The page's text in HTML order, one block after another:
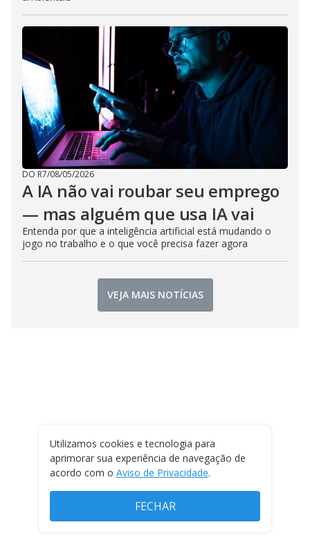
DO R7/08/05/2026
A IA não vai roubar seu emprego
— mas alguém que usa IA vai
Entenda por que a inteligência artificial está mudando o
jogo no trabalho e o que você precisa fazer agora
VEJA MAIS NOTÍCIAS
Utilizamos cookies e tecnologia para
aprimorar sua experiência de navegação de
acordo com o Aviso de Privacidade.
FECHAR